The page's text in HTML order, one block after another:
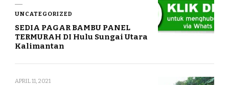
UNCATEGORIZED
SEDIA PAGAR BAMBU PANEL
TERMURAH DI Hulu Sungai Utara
Kalimantan
APRIL 11, 2021